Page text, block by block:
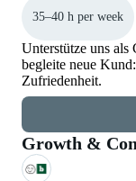
35–40 h per week
Unterstütze uns als
begleite neue
Zufriedenheit.
Growth &